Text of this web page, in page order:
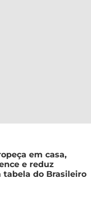
em casa,
e reduz
tabela do Brasileiro